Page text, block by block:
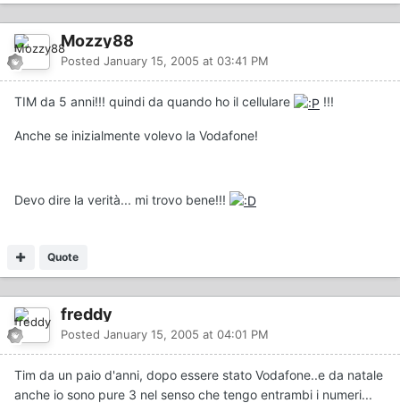
Mozzy88
Posted January 15, 2005 at 03:41 PM
TIM da 5 anni!!! quindi da quando ho il cellulare !!!
Anche se inizialmente volevo la Vodafone!
Devo dire la verità... mi trovo bene!!!
Quote
freddy
Posted January 15, 2005 at 04:01 PM
Tim da un paio d'anni, dopo essere stato Vodafone..e da natale
anche io sono pure 3 nel senso che tengo entrambi i numeri...